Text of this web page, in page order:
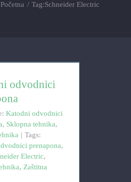
Početna Tag:Schneider Electric
odvodnici
Katodni odvodnici
, Sklopna tehnika,
| Tags:
prenapona,
Electric,
, Zaštitna